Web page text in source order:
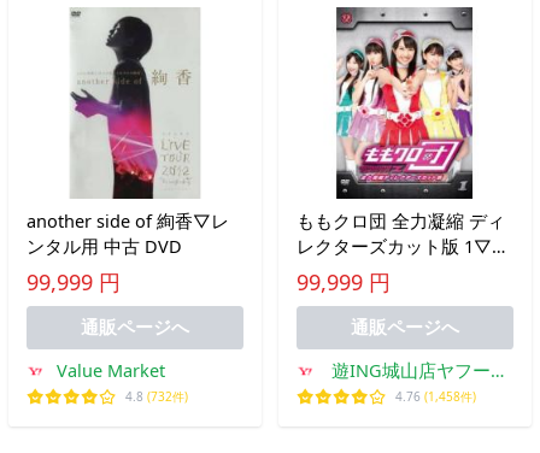
another side of 絢香▽レ
ンタル用 中古 DVD
99,999 円
通販ページへ
Value Market
4.8 (732件)
ももクロ団 全力凝縮 ディ
レクターズカット版 1▽レ
ンタル用 中古 DVD
99,999 円
通販ページへ
遊ING城山店ヤフーシ
ョッピング店
4.76 (1,458件)